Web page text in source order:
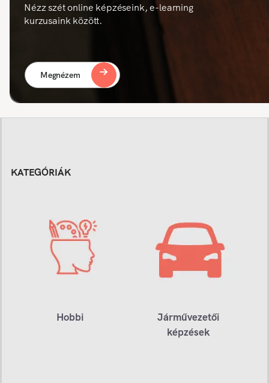
Nézz szét online képzéseink, e-learning
kurzusaink között.
Megnézem
KATEGÓRIÁK
Hobbi
Járművezetői
képzések